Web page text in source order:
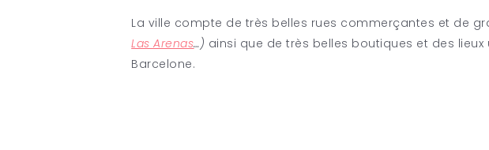
La ville compte de très belles rues commerçantes et de
Las Arenas…) ainsi que de très belles boutiques et des
Barcelone.